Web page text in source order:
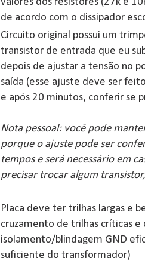
de acordo com o dissipador
Circuito original possui um
transistor de entrada que eu
depois de ajustar a tensão no
saída (esse ajuste deve ser
e após 20 minutos, conferir se
Nota pessoal: você pode
porque o ajuste pode ser
tempos e será necessário em
precisar trocar algum
Placa deve ter trilhas largas e
cruzamento de trilhas críticas e
isolamento/blindagem GND
suficiente do transformador)